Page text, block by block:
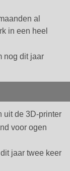
al
in een heel
nog dit jaar
uit de 3D-printer
voor ogen
jaar twee keer